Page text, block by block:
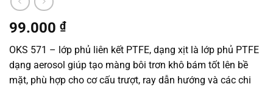
99.000 ₫
OKS 571 – lớp phủ liên kết PTFE, dạng xịt là lớp phủ PTFE
dạng aerosol giúp tạo màng bôi trơn khô bám tốt lên bề
mặt, phù hợp cho cơ cấu trượt, ray dẫn hướng và các chi